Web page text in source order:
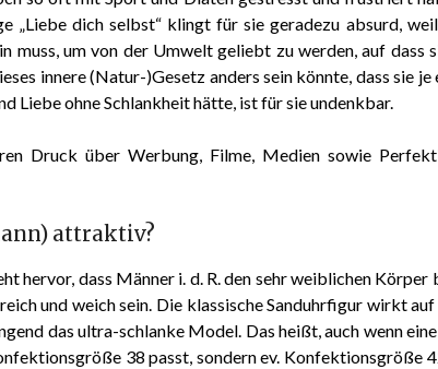
„Liebe dich selbst“ klingt für sie geradezu absurd,
muss, um von der Umwelt geliebt zu werden, auf dass
innere (Natur-)Gesetz anders sein könnte, dass sie je
Liebe ohne Schlankheit hätte, ist für sie undenkbar.
Druck über Werbung, Filme, Medien sowie
attraktiv?
hervor, dass Männer i. d. R. den sehr weiblichen Körper
und weich sein. Die klassische Sanduhrfigur wirkt
das ultra-schlanke Model. Das heißt, auch wenn
38 passt, sondern ev. Konfektionsgröße